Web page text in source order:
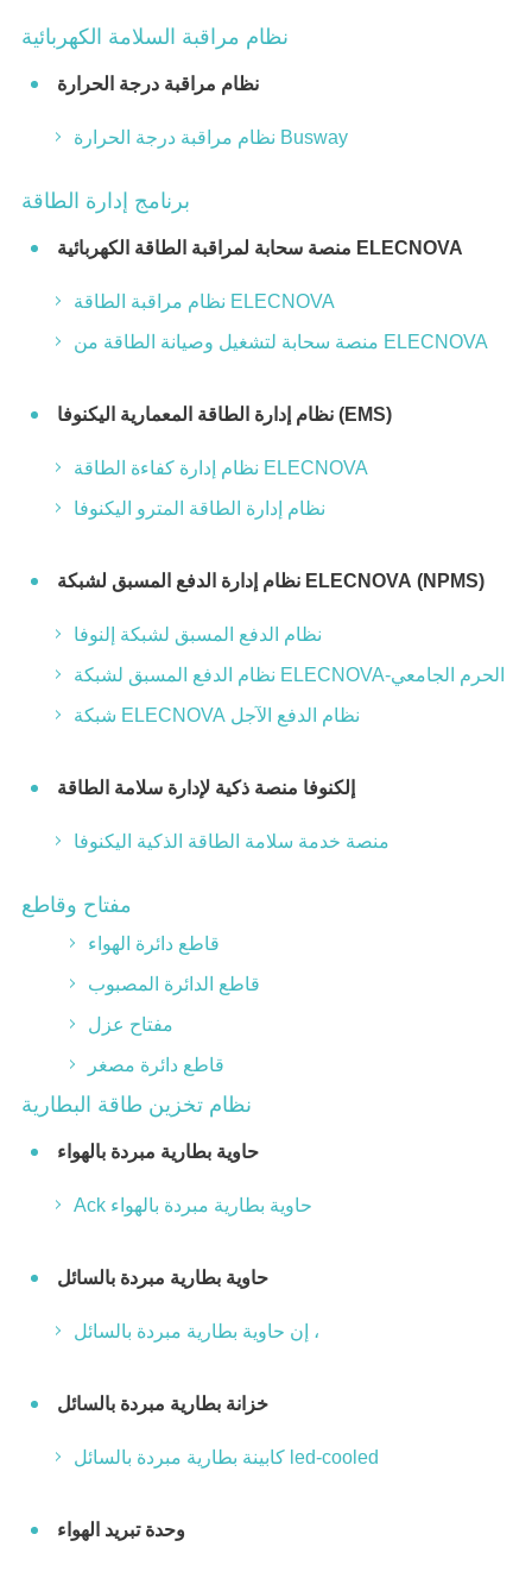
نظام مراقبة السلامة الكهربائية
نظام مراقبة درجة الحرارة
نظام مراقبة درجة الحرارة Busway
برنامج إدارة الطاقة
منصة سحابة لمراقبة الطاقة الكهربائية ELECNOVA
نظام مراقبة الطاقة ELECNOVA
منصة سحابة لتشغيل وصيانة الطاقة من ELECNOVA
نظام إدارة الطاقة المعمارية اليكنوفا (EMS)
نظام إدارة كفاءة الطاقة ELECNOVA
نظام إدارة الطاقة المترو اليكنوفا
نظام إدارة الدفع المسبق لشبكة ELECNOVA (NPMS)
نظام الدفع المسبق لشبكة إلنوفا
نظام الدفع المسبق لشبكة ELECNOVA-الحرم الجامعي
شبكة ELECNOVA نظام الدفع الآجل
إلكنوفا منصة ذكية لإدارة سلامة الطاقة
منصة خدمة سلامة الطاقة الذكية اليكنوفا
مفتاح وقاطع
قاطع دائرة الهواء
قاطع الدائرة المصبوب
مفتاح عزل
قاطع دائرة مصغر
نظام تخزين طاقة البطارية
حاوية بطارية مبردة بالهواء
Ack حاوية بطارية مبردة بالهواء
حاوية بطارية مبردة بالسائل
إن حاوية بطارية مبردة بالسائل ،
خزانة بطارية مبردة بالسائل
كابينة بطارية مبردة بالسائل led-cooled
وحدة تبريد الهواء